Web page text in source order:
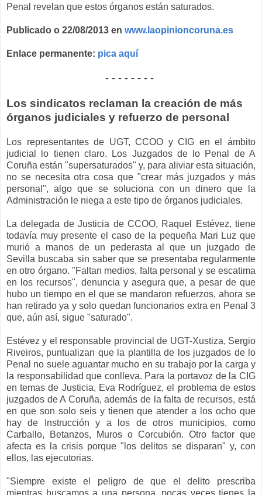
Penal revelan que estos órganos están saturados.
Publicado o 22/08/2013 en www.laopinioncoruna.es
Enlace permanente: pica aquí
- - - - - - - -
Los sindicatos reclaman la creación de más
órganos judiciales y refuerzo de personal
Los representantes de UGT, CCOO y CIG en el ámbito
judicial lo tienen claro. Los Juzgados de lo Penal de A
Coruña están "supersaturados" y, para aliviar esta situación,
no se necesita otra cosa que "crear más juzgados y más
personal", algo que se soluciona con un dinero que la
Administración le niega a este tipo de órganos judiciales.
La delegada de Justicia de CCOO, Raquel Estévez, tiene
todavía muy presente el caso de la pequeña Mari Luz que
murió a manos de un pederasta al que un juzgado de
Sevilla buscaba sin saber que se presentaba regularmente
en otro órgano. "Faltan medios, falta personal y se escatima
en los recursos", denuncia y asegura que, a pesar de que
hubo un tiempo en el que se mandaron refuerzos, ahora se
han retirado ya y solo quedan funcionarios extra en Penal 3
que, aún así, sigue "saturado".
Estévez y el responsable provincial de UGT-Xustiza, Sergio
Riveiros, puntualizan que la plantilla de los juzgados de lo
Penal no suele aguantar mucho en su trabajo por la carga y
la responsabilidad que conlleva. Para la portavoz de la CIG
en temas de Justicia, Eva Rodríguez, el problema de estos
juzgados de A Coruña, además de la falta de recursos, está
en que son solo seis y tienen que atender a los ocho que
hay de Instrucción y a los de otros municipios, como
Carballo, Betanzos, Muros o Corcubión. Otro factor que
afecta es la crisis porque "los delitos se disparan" y, con
ellos, las ejecutorias.
"Siempre existe el peligro de que el delito prescriba